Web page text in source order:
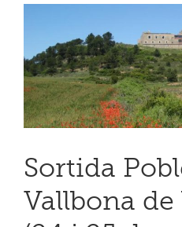
Sortida
Vallbona